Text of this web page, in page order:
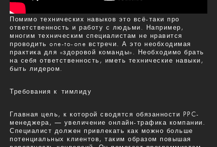
Помимо технических навыков это всё-таки про
ответственность и работу с людьми. Например,
многим техническим специалистам не нравится
проводить one-to-one встречи. А это необходимая
практика для «здоровой команды». Необходимо брать
на себя ответственность, иметь технические навыки,
быть лидером.
Требования к тимлиду
Главная цель, к которой сводятся обязанности PPC-
менеджера, — увеличение онлайн-трафика компании.
Специалист должен привлекать как можно больше
потенциальных клиентов, таким образом повышая